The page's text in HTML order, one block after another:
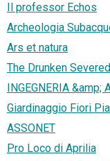
Il professor Echos
Archeologia
Ars et natura
The Drunken
INGEGNERIA &amp;
Giardinaggio Fiori
ASSONET
Pro Loco di Aprilia